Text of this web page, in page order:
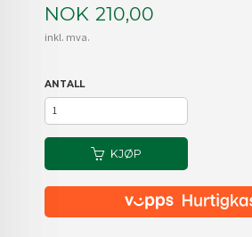
Pris
NOK 210,00
inkl. mva.
ANTALL
KJØP